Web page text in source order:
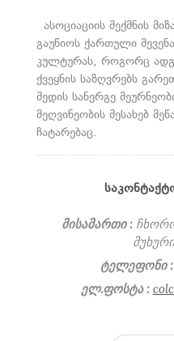
ასოციაციის შექმნის
გაუწიოს ქართული
კულტურას, როგორც
ქვეყნის საზღვრებს
შედის სანერგე
მეღვინეობის შესახებ
ჩატარებაც.
მისამართი :
ტელეფონი :
ელ.ფოსტა :